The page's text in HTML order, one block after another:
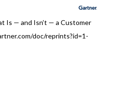
Is — and Isn’t — a Customer
doc/reprints?id=1-